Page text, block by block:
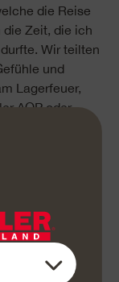
die Reise
die Zeit, die ich
Wir teilten
und
Lagerfeuer,
AOP oder
– ich
für
Tag voller
anders als
Zelt, für die
Natur.
werde ich